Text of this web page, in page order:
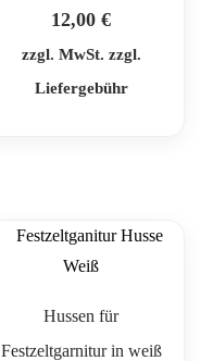
12,00€
zzgl. MwSt. zzgl.
Liefergebühr
Hussen für
Festzeltgarnitur in weiß